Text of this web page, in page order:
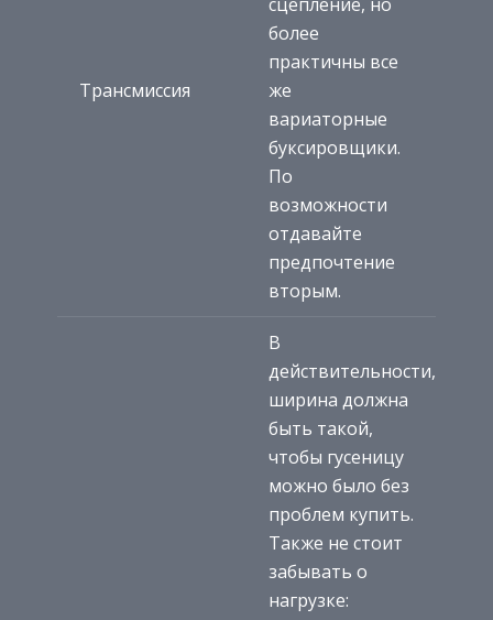
Трансмиссия
более
практичны все
же
вариаторные
буксировщики.
По
возможности
отдавайте
предпочтение
вторым.
В
действительности,
ширина должна
быть такой,
чтобы гусеницу
можно было без
проблем купить.
Также не стоит
забывать о
нагрузке: